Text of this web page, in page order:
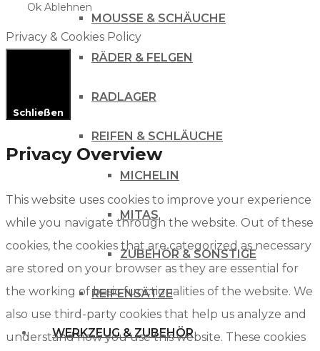
MOUSSE & SCHÄUCHE
RÄDER & FELGEN
RADLAGER
REIFEN & SCHLÄUCHE
MICHELIN
MITAS
ZUBEHÖR & SONSTIGE
REIFENSÄTZE
WERKZEUG & ZUBEHÖR
Ok Ablehnen
Privacy & Cookies Policy
Schließen
Privacy Overview
This website uses cookies to improve your experience
while you navigate through the website. Out of these
cookies, the cookies that are categorized as necessary
are stored on your browser as they are essential for
the working of basic functionalities of the website. We
also use third-party cookies that help us analyze and
understand how you use this website. These cookies